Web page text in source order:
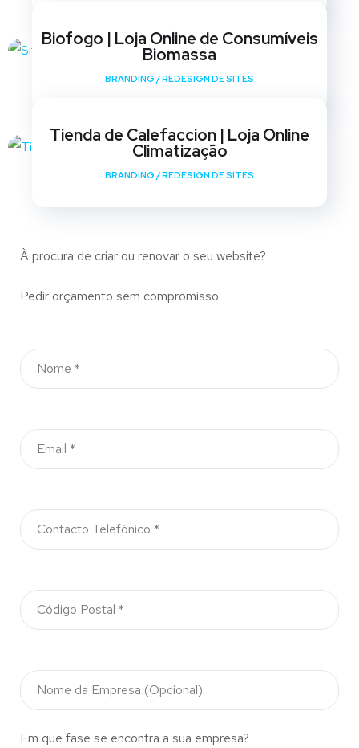
Biofogo | Loja Online de Consumíveis
Biomassa
BRANDING /REDESIGN DE SITES
Tienda de Calefaccion | Loja Online
Climatização
BRANDING /REDESIGN DE SITES
À procura de criar ou renovar o seu website?
Pedir orçamento sem compromisso
Em que fase se encontra a sua empresa?